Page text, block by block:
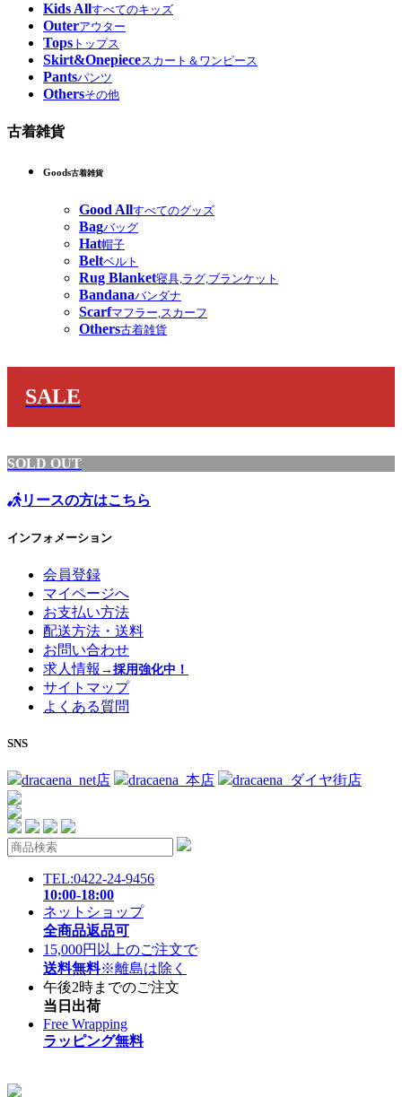
Kids Allすべてのキッズ
Outerアウター
Tops トップス
Skirt&Onepieceスカート＆ワンピース
Pantsパンツ
Othersその他
古着雑貨
Goods古着雑貨
Good Allすべてのグッズ
Bagバッグ
Hat帽子
Beltベルト
Rug Blanket寝具,ラグ,ブランケット
Bandanaバンダナ
Scarfマフラー,スカーフ
Others古着雑貨
SALE
SOLD OUT
リースの方はこちら
インフォメーション
会員登録
マイページへ
お支払い方法
配送方法・送料
お問い合わせ
求人情報 →採用強化中！
サイトマップ
よくある質問
SNS
dracaena_net店 dracaena_本店 dracaena_ダイヤ街店
TEL:0422-24-9456
10:00-18:00
ネットショップ
全商品返品可
15,000円以上のご注文で
送料無料※離島は除く
午後2時までのご注文
当日出荷
Free Wrapping
ラッピング無料